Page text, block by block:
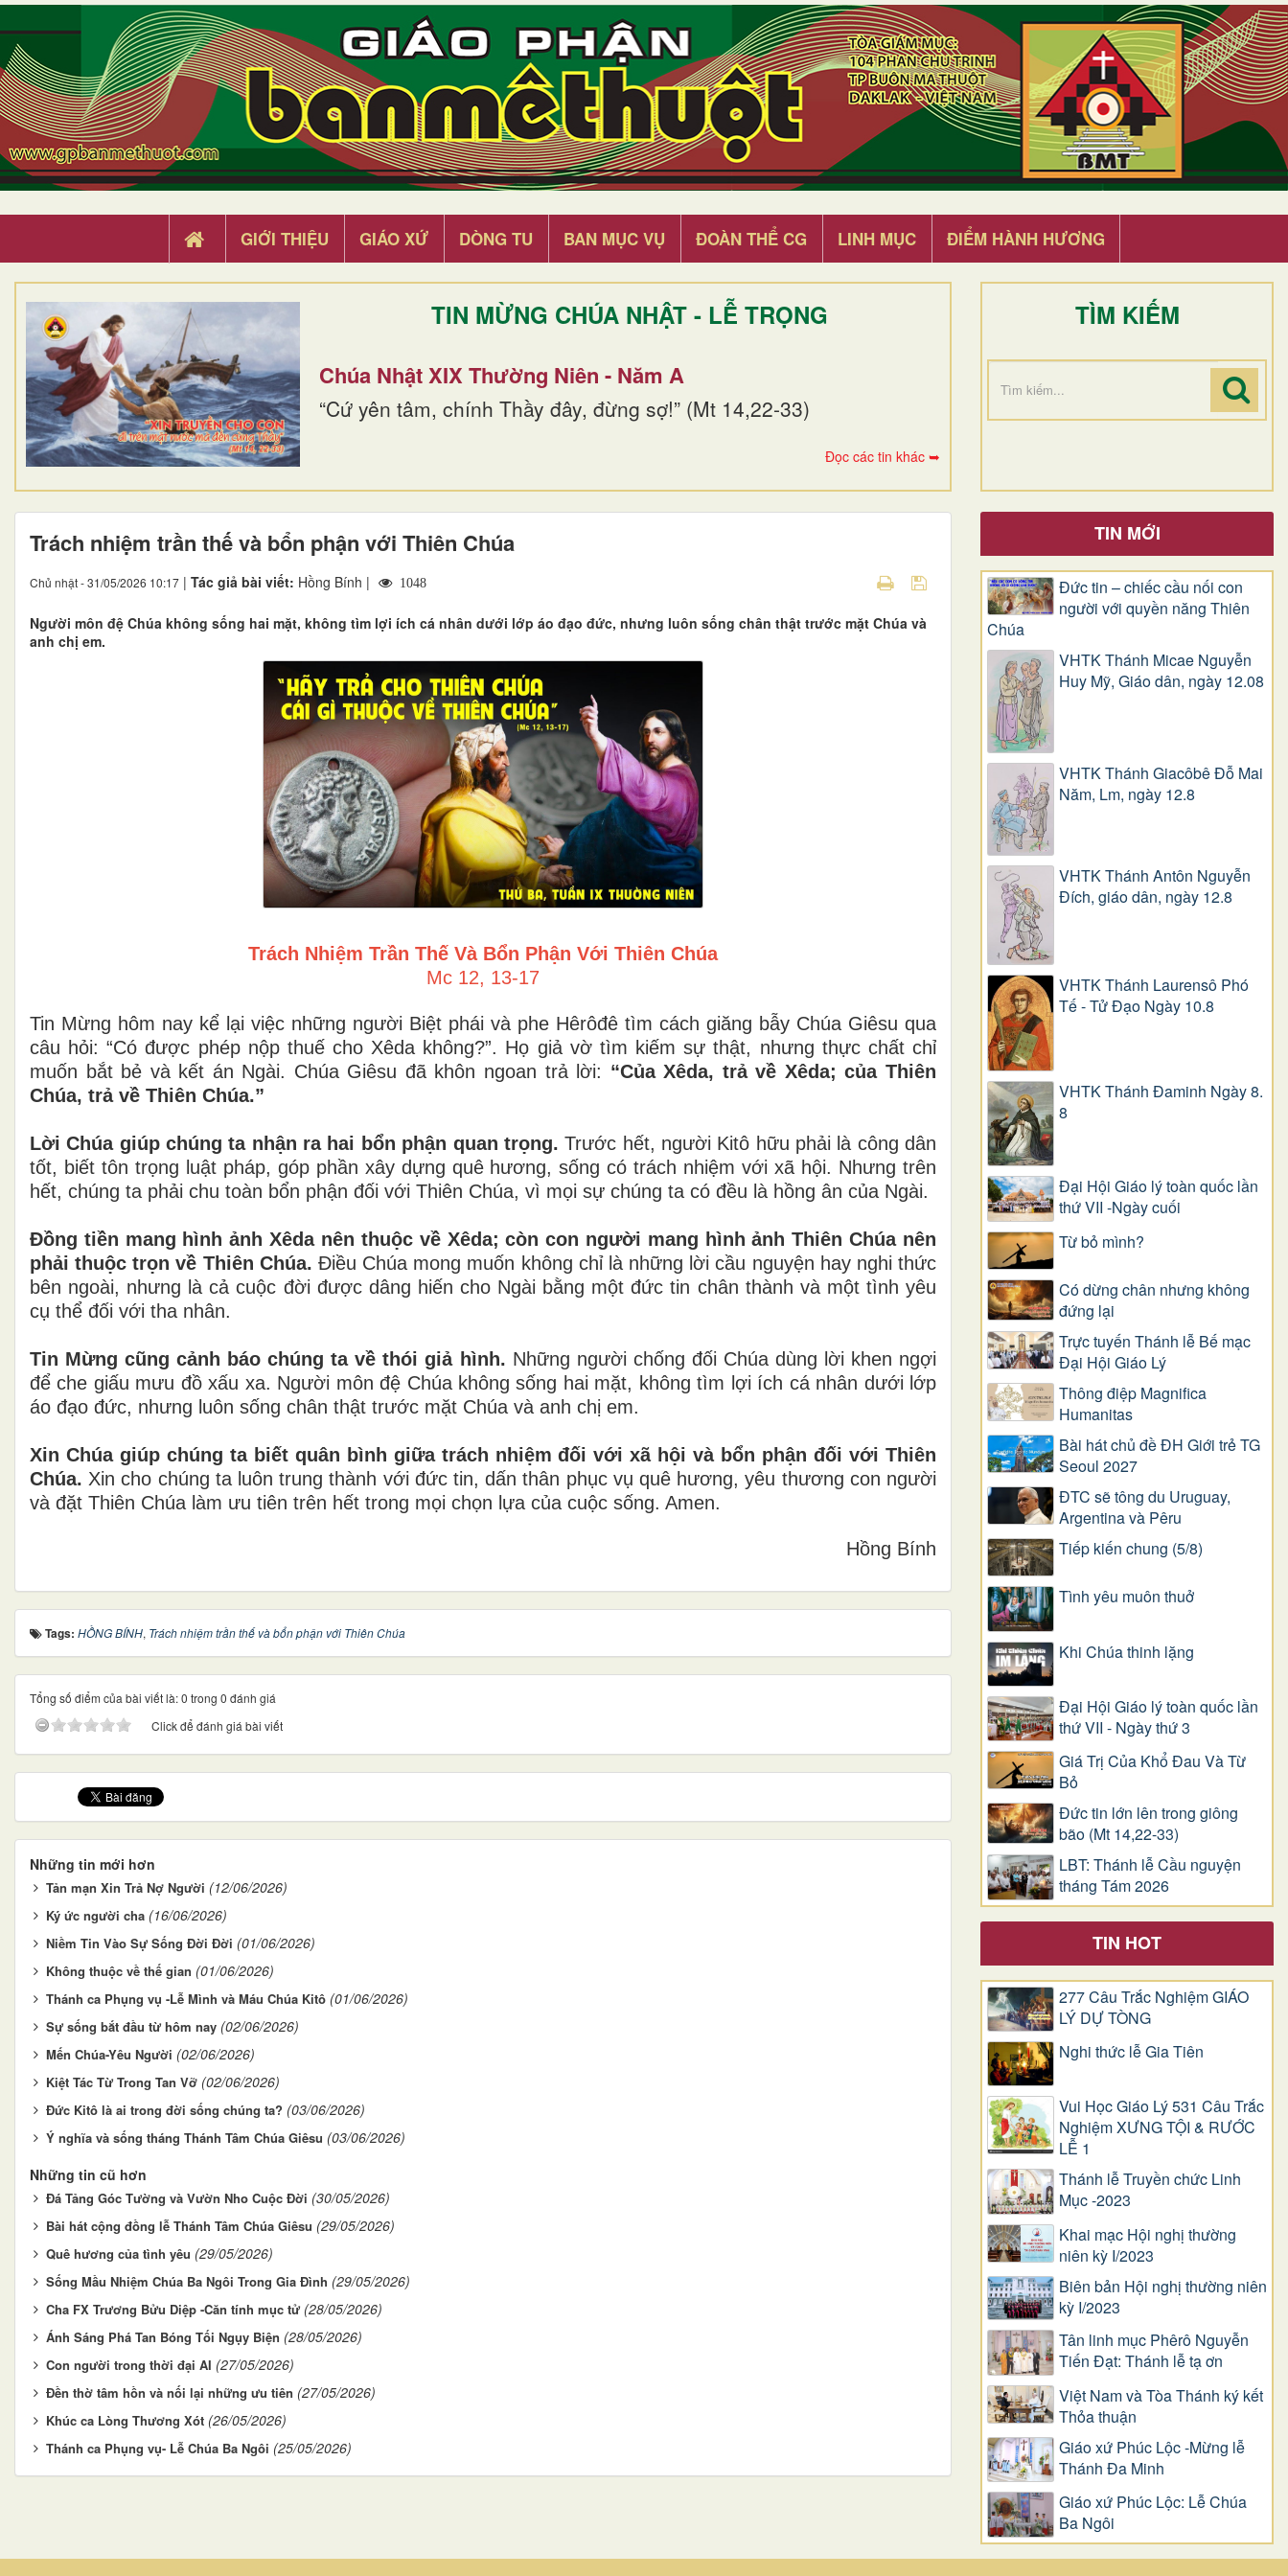
GIỚI THIỆU GIÁO XỨ DÒNG TU BAN MỤC VỤ ĐOÀN THỂ CG LINH MỤC ĐIỂM HÀNH HƯƠNG
TIN MỪNG CHÚA NHẬT - LỄ TRỌNG
Chúa Nhật XIX Thường Niên - Năm A
“Cứ yên tâm, chính Thầy đây, đừng sợ!” (Mt 14,22-33)
Đọc các tin khác ➥
TÌM KIẾM
Trách nhiệm trần thế và bổn phận với Thiên Chúa
Chủ nhật - 31/05/2026 10:17 | Tác giả bài viết: Hồng Bính | 1048
Người môn đệ Chúa không sống hai mặt, không tìm lợi ích cá nhân dưới lớp áo đạo đức, nhưng luôn sống chân thật trước mặt Chúa và
anh chị em.
Trách Nhiệm Trần Thế Và Bổn Phận Với Thiên Chúa
Mc 12, 13-17
Tin Mừng hôm nay kể lại việc những người Biệt phái và phe Hêrôđê tìm cách giăng bẫy Chúa Giêsu qua
câu hỏi: “Có được phép nộp thuế cho Xêda không?”. Họ giả vờ tìm kiếm sự thật, nhưng thực chất chỉ
muốn bắt bẻ và kết án Ngài. Chúa Giêsu đã khôn ngoan trả lời: “Của Xêda, trả về Xêda; của Thiên
Chúa, trả về Thiên Chúa.”
Lời Chúa giúp chúng ta nhận ra hai bổn phận quan trọng. Trước hết, người Kitô hữu phải là công dân
tốt, biết tôn trọng luật pháp, góp phần xây dựng quê hương, sống có trách nhiệm với xã hội. Nhưng trên
hết, chúng ta phải chu toàn bổn phận đối với Thiên Chúa, vì mọi sự chúng ta có đều là hồng ân của Ngài.
Đồng tiền mang hình ảnh Xêda nên thuộc về Xêda; còn con người mang hình ảnh Thiên Chúa nên
phải thuộc trọn về Thiên Chúa. Điều Chúa mong muốn không chỉ là những lời cầu nguyện hay nghi thức
bên ngoài, nhưng là cả cuộc đời được dâng hiến cho Ngài bằng một đức tin chân thành và một tình yêu
cụ thể đối với tha nhân.
Tin Mừng cũng cảnh báo chúng ta về thói giả hình. Những người chống đối Chúa dùng lời khen ngợi
để che giấu mưu đồ xấu xa. Người môn đệ Chúa không sống hai mặt, không tìm lợi ích cá nhân dưới lớp
áo đạo đức, nhưng luôn sống chân thật trước mặt Chúa và anh chị em.
Xin Chúa giúp chúng ta biết quân bình giữa trách nhiệm đối với xã hội và bổn phận đối với Thiên
Chúa. Xin cho chúng ta luôn trung thành với đức tin, dấn thân phục vụ quê hương, yêu thương con người
và đặt Thiên Chúa làm ưu tiên trên hết trong mọi chọn lựa của cuộc sống. Amen.
Hồng Bính
Tags: HỒNG BÍNH, Trách nhiệm trần thế và bổn phận với Thiên Chúa
Tổng số điểm của bài viết là: 0 trong 0 đánh giá
Click để đánh giá bài viết
Những tin mới hơn
Tản mạn Xin Trả Nợ Người (12/06/2026)
Ký ức người cha (16/06/2026)
Niềm Tin Vào Sự Sống Đời Đời (01/06/2026)
Không thuộc về thế gian (01/06/2026)
Thánh ca Phụng vụ -Lễ Mình và Máu Chúa Kitô (01/06/2026)
Sự sống bắt đầu từ hôm nay (02/06/2026)
Mến Chúa-Yêu Người (02/06/2026)
Kiệt Tác Từ Trong Tan Vỡ (02/06/2026)
Đức Kitô là ai trong đời sống chúng ta? (03/06/2026)
Ý nghĩa và sống tháng Thánh Tâm Chúa Giêsu (03/06/2026)
Những tin cũ hơn
Đá Tảng Góc Tường và Vườn Nho Cuộc Đời (30/05/2026)
Bài hát cộng đồng lễ Thánh Tâm Chúa Giêsu (29/05/2026)
Quê hương của tình yêu (29/05/2026)
Sống Mầu Nhiệm Chúa Ba Ngôi Trong Gia Đình (29/05/2026)
Cha FX Trương Bửu Diệp -Căn tính mục tử (28/05/2026)
Ánh Sáng Phá Tan Bóng Tối Ngụy Biện (28/05/2026)
Con người trong thời đại AI (27/05/2026)
Đền thờ tâm hồn và nối lại những ưu tiên (27/05/2026)
Khúc ca Lòng Thương Xót (26/05/2026)
Thánh ca Phụng vụ- Lễ Chúa Ba Ngôi (25/05/2026)
TIN MỚI
Đức tin – chiếc cầu nối con
người với quyền năng Thiên
Chúa
VHTK Thánh Micae Nguyễn
Huy Mỹ, Giáo dân, ngày 12.08
VHTK Thánh Giacôbê Ðỗ Mai
Năm, Lm, ngày 12.8
VHTK Thánh Antôn Nguyễn
Ðích, giáo dân, ngày 12.8
VHTK Thánh Laurensô Phó
Tế - Tử Đạo Ngày 10.8
VHTK Thánh Đaminh Ngày 8.
8
Đại Hội Giáo lý toàn quốc lần
thứ VII -Ngày cuối
Từ bỏ mình?
Có dừng chân nhưng không
đứng lại
Trực tuyến Thánh lễ Bế mạc
Đại Hội Giáo Lý
Thông điệp Magnifica
Humanitas
Bài hát chủ đề ĐH Giới trẻ TG
Seoul 2027
ĐTC sẽ tông du Uruguay,
Argentina và Pêru
Tiếp kiến chung (5/8)
Tình yêu muôn thuở
Khi Chúa thinh lặng
Đại Hội Giáo lý toàn quốc lần
thứ VII - Ngày thứ 3
Giá Trị Của Khổ Ðau Và Từ
Bỏ
Đức tin lớn lên trong giông
bão (Mt 14,22-33)
LBT: Thánh lễ Cầu nguyện
tháng Tám 2026
TIN HOT
277 Câu Trắc Nghiệm GIÁO
LÝ DỰ TÒNG
Nghi thức lễ Gia Tiên
Vui Học Giáo Lý 531 Câu Trắc
Nghiệm XƯNG TỘI & RƯỚC
LỄ 1
Thánh lễ Truyền chức Linh
Mục -2023
Khai mạc Hội nghị thường
niên kỳ I/2023
Biên bản Hội nghị thường niên
kỳ I/2023
Tân linh mục Phêrô Nguyễn
Tiến Đạt: Thánh lễ tạ ơn
Việt Nam và Tòa Thánh ký kết
Thỏa thuận
Giáo xứ Phúc Lộc -Mừng lễ
Thánh Đa Minh
Giáo xứ Phúc Lộc: Lễ Chúa
Ba Ngôi